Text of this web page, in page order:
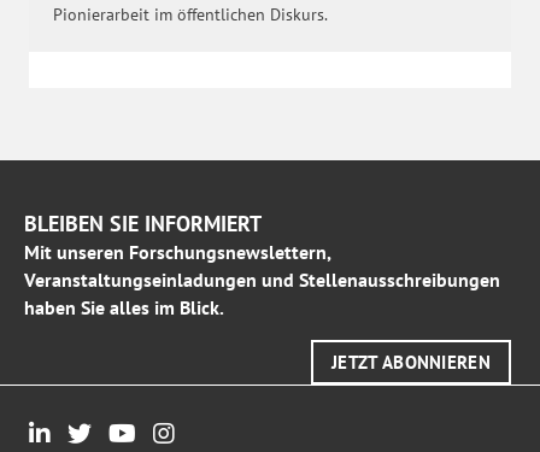
Pionierarbeit im öffentlichen Diskurs.
BLEIBEN SIE INFORMIERT
Mit unseren Forschungsnewslettern,
Veranstaltungseinladungen und Stellenausschreibungen
haben Sie alles im Blick.
JETZT ABONNIEREN